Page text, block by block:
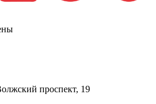
проспект, 19